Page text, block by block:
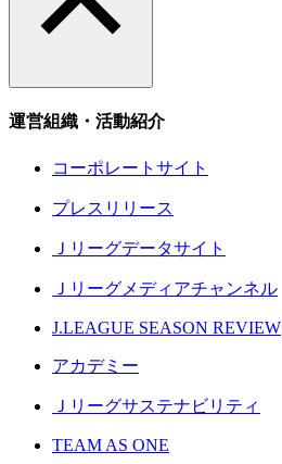
運営組織・活動紹介
コーポレートサイト
プレスリリース
Ｊリーグデータサイト
Ｊリーグメディアチャンネル
J.LEAGUE SEASON REVIEW
アカデミー
Ｊリーグサステナビリティ
TEAM AS ONE